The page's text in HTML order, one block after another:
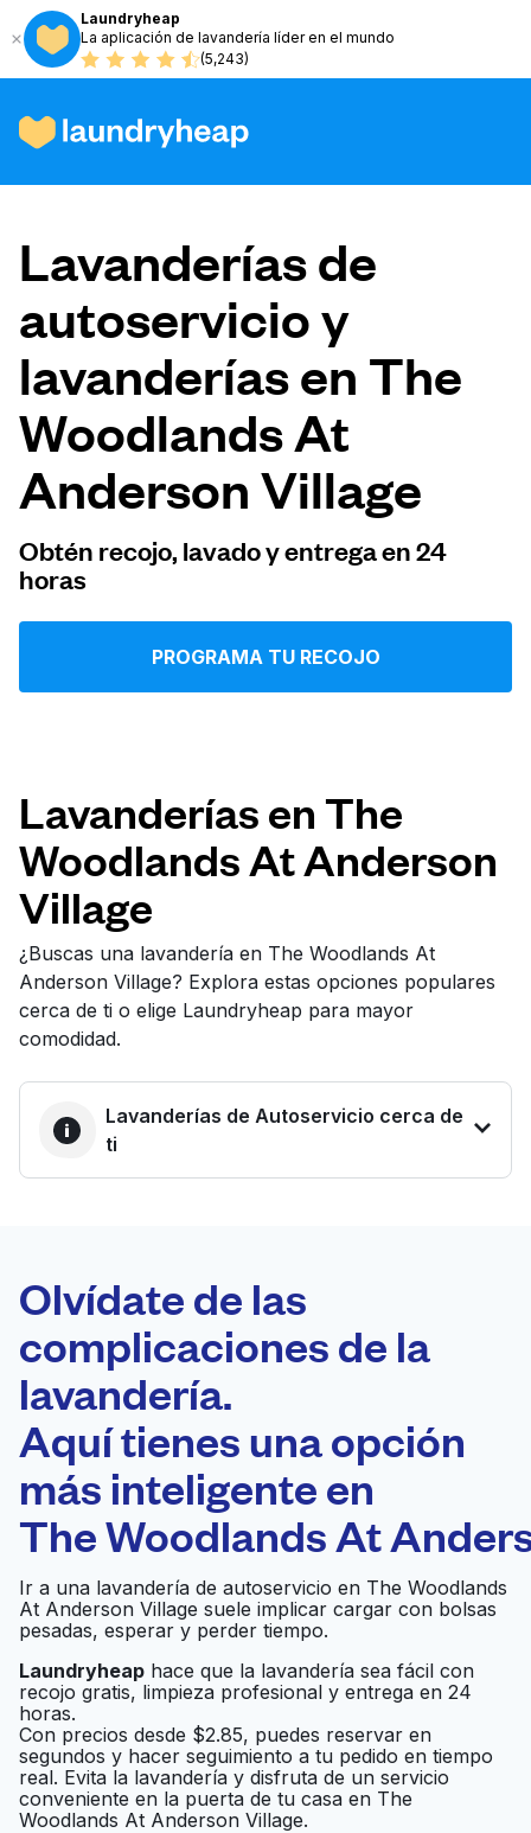
Laundryheap
La aplicación de lavandería líder en el mundo
(5,243)
Cómo funciona
Precios y servicios
Quiénes somos
Para las empresas
Iniciar sesión
United States
Lavanderías de
autoservicio y
lavanderías en The
Woodlands At
Anderson Village
Obtén recojo, lavado y entrega en 24
horas
PROGRAMA TU RECOJO
Lavanderías en The
Woodlands At Anderson
Village
¿Buscas una lavandería en The Woodlands At
Anderson Village? Explora estas opciones populares
cerca de ti o elige Laundryheap para mayor
comodidad.
Lavanderías de Autoservicio cerca de
ti
Laundryheap.com
Programa tu recogida
0 min
Recojo y entrega
casa
Abierto 24/7
Laundry
Ir al sitio web
Reid's Cleaners &
Laundry
Ir al sitio web
Rick's Cleaners Ir al sitio web
Olvídate de las
complicaciones de la
lavandería.
Aquí tienes una opción
más inteligente en
The Woodlands At
Ir a una lavandería de autoservicio en The Woodlands
At Anderson Village suele implicar cargar con bolsas
pesadas, esperar y perder tiempo.
Laundryheap hace que la lavandería sea fácil con
recojo gratis, limpieza profesional y entrega en 24
horas.
Con precios desde $2.85, puedes reservar en
segundos y hacer seguimiento a tu pedido en tiempo
real. Evita la lavandería y disfruta de un servicio
conveniente en la puerta de tu casa en The
Woodlands At Anderson Village.